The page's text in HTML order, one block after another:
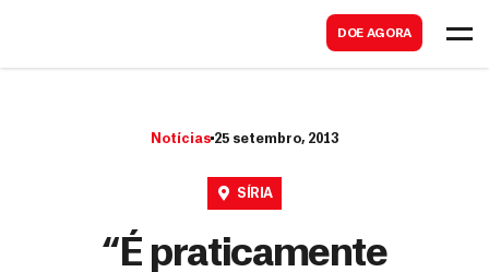
DOE AGORA
Notícias 25 setembro, 2013
SÍRIA
“É praticamente
a
r